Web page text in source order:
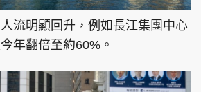
流明顯回升，例如長江集團中心
年翻倍至約60%。